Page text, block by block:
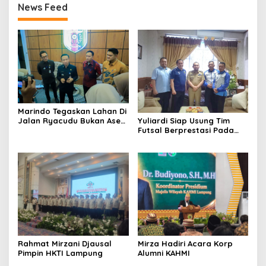
News Feed
Marindo Tegaskan Lahan Di
Jalan Ryacudu Bukan Aset
Yuliardi Siap Usung Tim
Futsal Berprestasi Pada
Rahmat Mirzani Djausal
Pimpin HKTI Lampung
Mirza Hadiri Acara Korp
Alumni KAHMI